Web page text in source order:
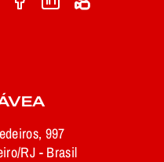
997
RJ - Brasil